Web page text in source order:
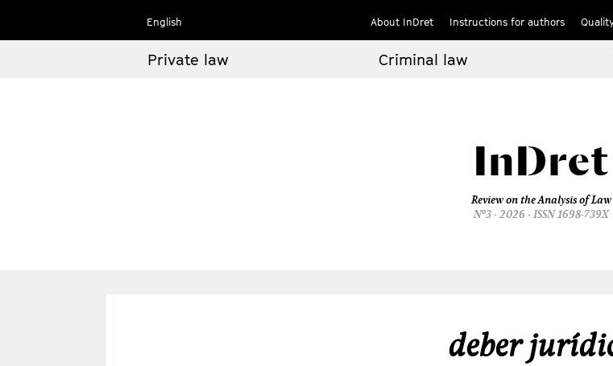
contenido
English About InDret Instructions for authors
Private law Criminal law
InDret
Review on the Analysis of Law
Nº3 - 2026 - ISSN 1698-739X
deber